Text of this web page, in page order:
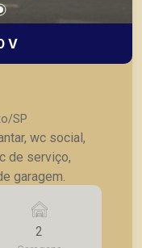
V
SP
wc social,
de serviço,
garagem.
2